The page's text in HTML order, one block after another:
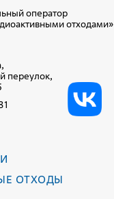
оператор
отходами»
переулок,
ОТХОДЫ